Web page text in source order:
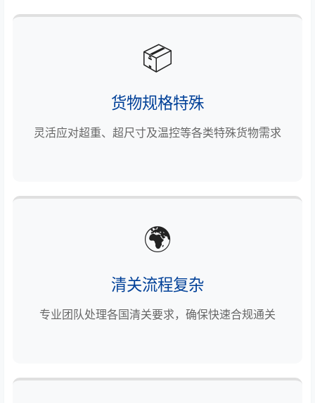
📦
货物规格特殊
灵活应对超重、超尺寸及温控等各类特殊货物需求
🌍
清关流程复杂
专业团队处理各国清关要求，确保快速合规通关